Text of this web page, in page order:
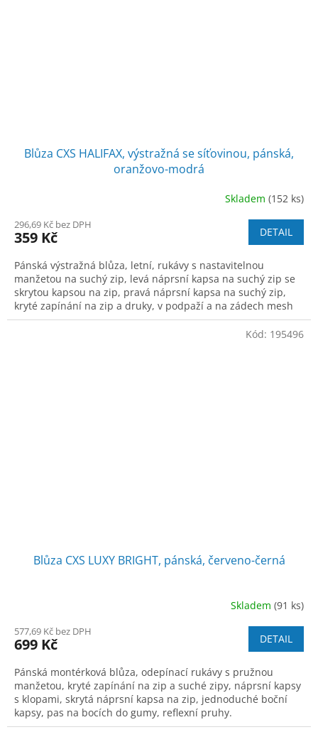
Blůza CXS HALIFAX, výstražná se síťovinou, pánská,
oranžovo-modrá
Skladem (152 ks)
296,69 Kč bez DPH
359 Kč DETAIL
Pánská výstražná blůza, letní, rukávy s nastavitelnou
manžetou na suchý zip, levá náprsní kapsa na suchý zip se
skrytou kapsou na zip, pravá náprsní kapsa na suchý zip,
kryté zapínání na zip a druky, v podpaží a na zádech mesh
materiál zajišťující le
Blůza CXS LUXY BRIGHT, pánská, červeno-černá
Skladem (91 ks)
577,69 Kč bez DPH
699 Kč DETAIL
Pánská montérková blůza, odepínací rukávy s pružnou
manžetou, kryté zapínání na zip a suché zipy, náprsní kapsy
s klopami, skrytá náprsní kapsa na zip, jednoduché boční
kapsy, pas na bocích do gumy, reflexní pruhy.
Kód: 195496